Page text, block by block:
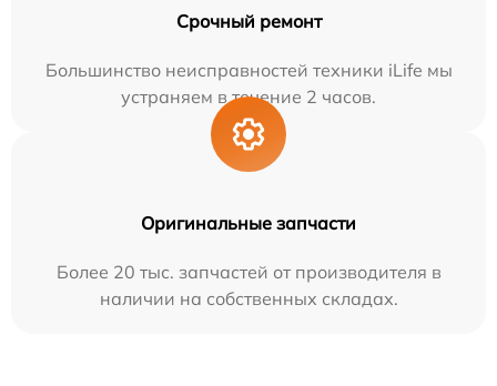
Срочный ремонт
Большинство неисправностей техники iLife мы
устраняем в течение 2 часов.
Оригинальные запчасти
Более 20 тыс. запчастей от производителя в
наличии на собственных складах.